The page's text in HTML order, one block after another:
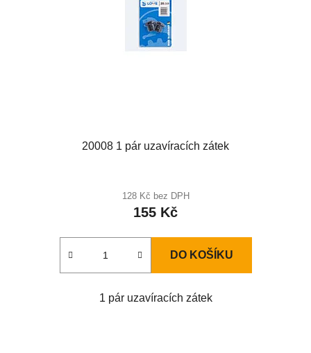
20008 1 pár uzavíracích zátek
128 Kč bez DPH
155 Kč
DO KOŠÍKU
1 pár uzavíracích zátek